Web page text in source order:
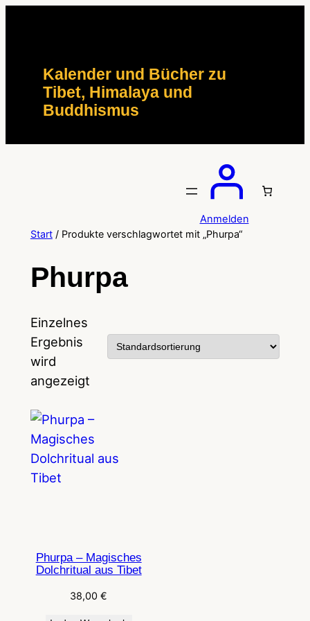
Kalender und Bücher zu
Tibet, Himalaya und
Buddhismus
Anmelden
Start/ Produkte verschlagwortet mit „Phurpa“
Phurpa
Einzelnes
Ergebnis
wird
angezeigt
Phurpa – Magisches
Dolchritual aus Tibet
38,00€